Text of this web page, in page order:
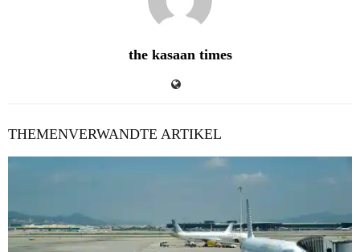
the kasaan times
THEMENVERWANDTE ARTIKEL